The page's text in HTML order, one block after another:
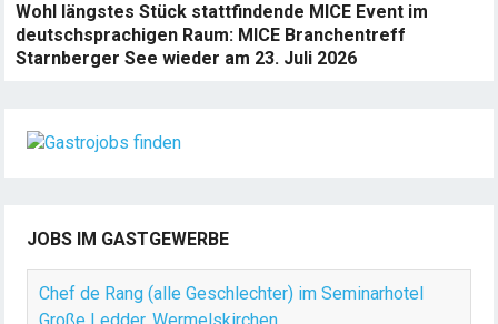
Wohl längstes Stück stattfindende MICE Event im
deutschsprachigen Raum: MICE Branchentreff
Starnberger See wieder am 23. Juli 2026
JOBS IM GASTGEWERBE
Chef de Rang (alle Geschlechter) im Seminarhotel